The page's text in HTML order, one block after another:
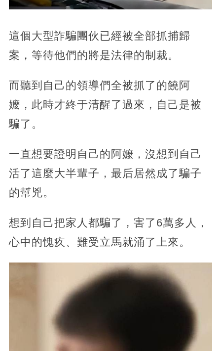
這個大型詐騙團伙已經被全部抓捕歸
案，等待他們的將是法律的制裁。
而聽到自己的領導們全被抓了的饒阿
嬤，此時才終于清醒了過來，自己是被
騙了。
一直想要證明自己的阿嬤，沒想到自己
活了這麼大半輩子，最后居然成了騙子
的幫兇。
想到自己把家人都騙了，害了6萬多人，
心中的愧疚、難受立馬就涌了上來。